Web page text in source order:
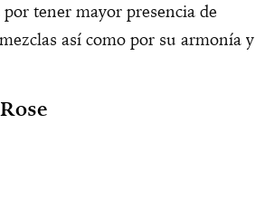
por tener mayor presencia de
así como por su armonía y